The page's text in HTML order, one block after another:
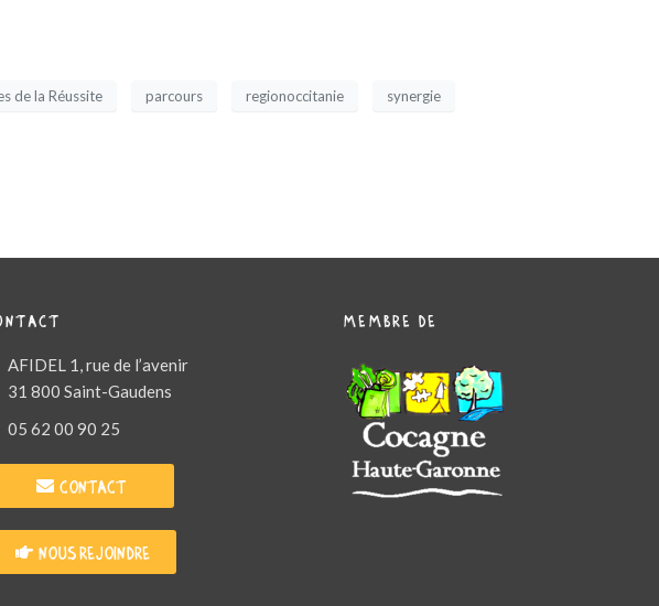
de la Réussite parcours regionoccitanie synergie
AFIDEL 1, rue de l’avenir
31 800 Saint-Gaudens
05 62 00 90 25
Contact
Nous rejoindre
MEMBRE DE